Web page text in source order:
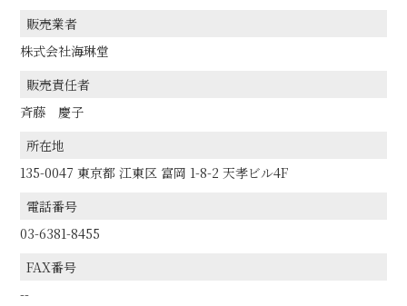
販売業者
株式会社海琳堂
販売責任者
斉藤 慶子
所在地
135-0047 東京都 江東区 富岡 1-8-2 天孝ビル4F
電話番号
03-6381-8455
FAX番号
--